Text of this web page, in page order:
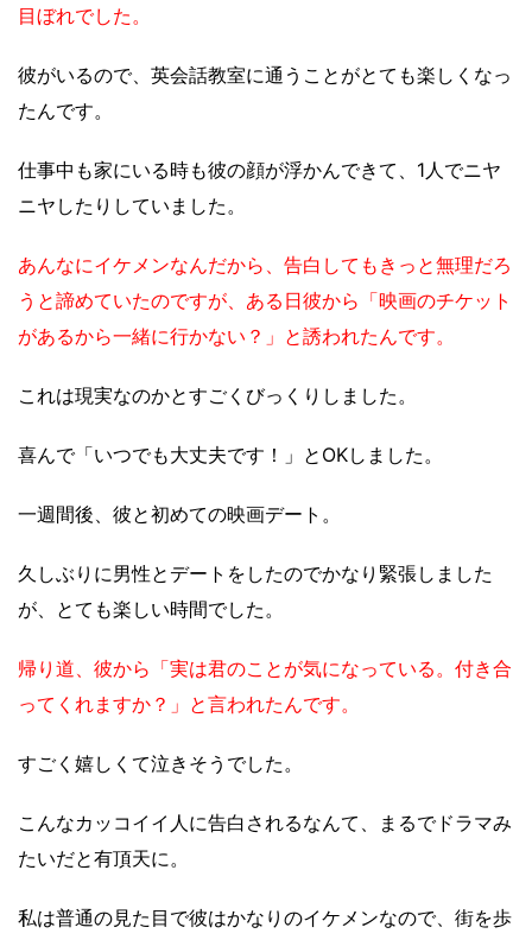
目ぼれでした。
彼がいるので、英会話教室に通うことがとても楽しくなっ
たんです。
仕事中も家にいる時も彼の顔が浮かんできて、1人でニヤ
ニヤしたりしていました。
あんなにイケメンなんだから、告白してもきっと無理だろ
うと諦めていたのですが、ある日彼から「映画のチケット
があるから一緒に行かない？」と誘われたんです。
これは現実なのかとすごくびっくりしました。
喜んで「いつでも大丈夫です！」とOKしました。
一週間後、彼と初めての映画デート。
久しぶりに男性とデートをしたのでかなり緊張しました
が、とても楽しい時間でした。
帰り道、彼から「実は君のことが気になっている。付き合
ってくれますか？」と言われたんです。
すごく嬉しくて泣きそうでした。
こんなカッコイイ人に告白されるなんて、まるでドラマみ
たいだと有頂天に。
私は普通の見た目で彼はかなりのイケメンなので、街を歩